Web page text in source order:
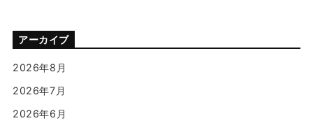
アーカイブ
2026年8月
2026年7月
2026年6月